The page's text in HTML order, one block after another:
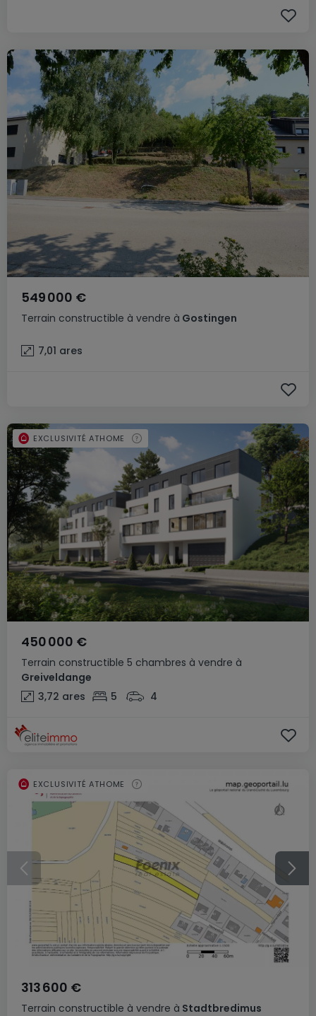
Terrain constructible à vendre à Gostingen
549 000 €
7,01 ares
Terrain constructible 5 chambres à vendre à
Greiveldange
450 000 €
3,72 ares 5 4
EXCLUSIVITÉ ATHOME
Terrain constructible à vendre à Stadtbredimus
313 600 €
EXCLUSIVITÉ ATHOME